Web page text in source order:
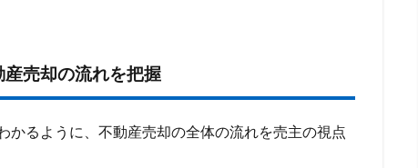
売却の流れを把握
るように、不動産売却の全体の流れを売主の視点